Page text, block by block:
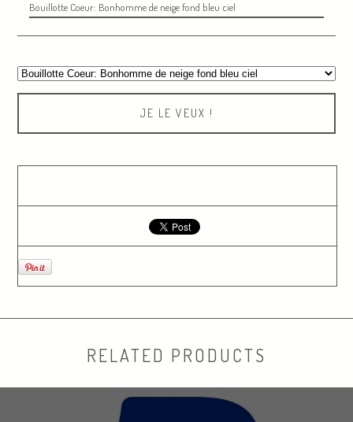
Bouillotte Coeur: Bonhomme de neige fond bleu ciel
JE LE VEUX !
RELATED PRODUCTS